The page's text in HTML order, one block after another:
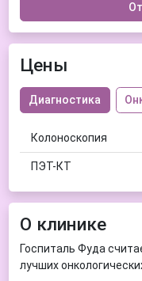
Цены
Диагностика
Колоноскопия
ПЭТ-КТ
О клинике
Госпиталь Фуда
лучших